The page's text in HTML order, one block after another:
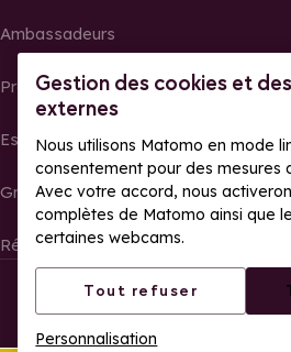
Gestion des cookies et
externes
Nous utilisons Matomo en mode
consentement pour des mesures
Avec votre accord, nous
complètes de Matomo ainsi que
certaines webcams.
Tout refuser
Personnalisation
Ambassadeurs
Propriétaires
Espace presse
Groupes, séminaires et tour operator
Résultats et photos de courses
Tous droits réservés
Mentions
Accessibilité web :